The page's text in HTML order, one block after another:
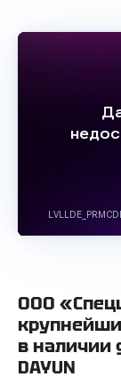
ООО
в наличии
DAYUN